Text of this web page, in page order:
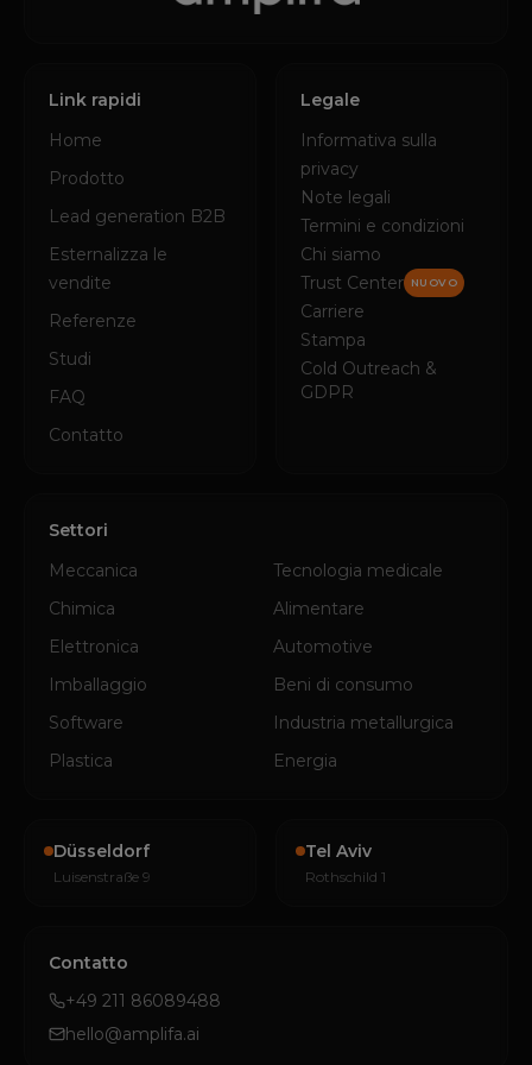
Link rapidi
Home
Prodotto
Lead generation B2B
Esternalizza le
vendite
Referenze
Studi
FAQ
Contatto
Legale
Informativa sulla
privacy
Note legali
Termini e condizioni
Chi siamo
Trust Center
NUOVO
Carriere
Stampa
Cold Outreach &
GDPR
Settori
Meccanica
Tecnologia medicale
Chimica
Alimentare
Elettronica
Automotive
Imballaggio
Beni di consumo
Software
Industria metallurgica
Plastica
Energia
Düsseldorf
Luisenstraße 9
Tel Aviv
Rothschild 1
Contatto
+49 211 86089488
hello@amplifa.ai